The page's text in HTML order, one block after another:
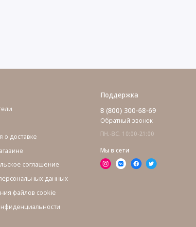
доставке
соглашение
данных
файлов cookie
Поддержка
8 (800) 300-68-69
Обратный звонок
ПН.-ВС. 10:00-21:00
Мы в сети